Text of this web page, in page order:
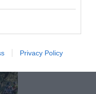
Privacy Policy
participación y